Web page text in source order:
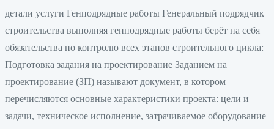
детали услуги Генподрядные работы Генеральный подрядчик
строительства выполняя генподрядные работы берёт на себя
обязательства по контролю всех этапов строительного цикла:
Подготовка задания на проектирование Заданием на
проектирование (ЗП) называют документ, в котором
перечисляются основные характеристики проекта: цели и
задачи, техническое исполнение, затрачиваемое оборудование